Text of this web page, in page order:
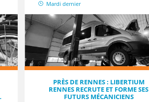
Mardi dernier
PRÈS DE RENNES : LIBERTIUM
RENNES RECRUTE ET FORME SES
FUTURS MÉCANICIENS